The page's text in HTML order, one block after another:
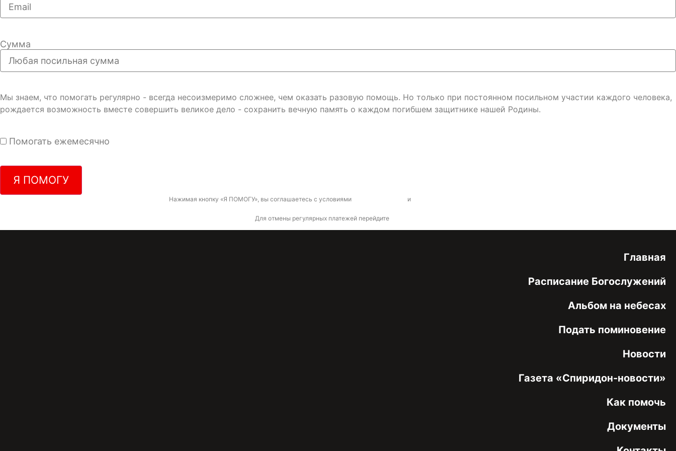
Сумма
Мы знаем, что помогать регулярно - всегда несоизмеримо сложнее, чем оказать разовую помощь. Но только при постоянном посильном участии каждого человека,
рождается возможность вместе совершить великое дело - сохранить вечную память о каждом погибшем защитнике нашей Родины.
Помогать ежемесячно
Я ПОМОГУ
Нажимая кнопку «Я ПОМОГУ», вы соглашаетесь с условиями и
Для отмены регулярных платежей перейдите
Главная
Расписание Богослужений
Альбом на небесах
Подать поминовение
Новости
Газета «Спиридон-новости»
Как помочь
Документы